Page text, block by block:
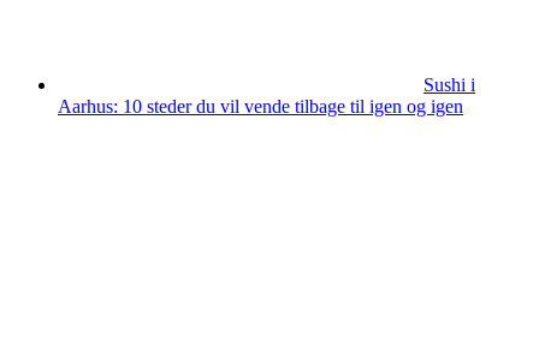
Sushi i
Aarhus: 10 steder du vil vende tilbage til igen og igen